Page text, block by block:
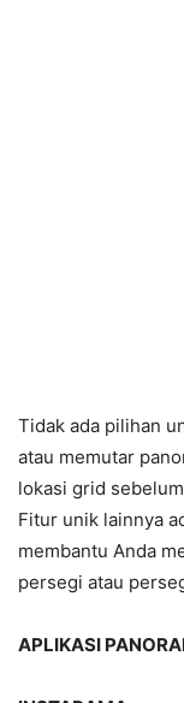
Tidak ada pilihan
atau memutar
lokasi grid
Fitur unik lainnya
membantu Anda
persegi atau
APLIKASI